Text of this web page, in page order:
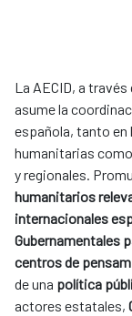
La AECID, a
asume la
española, tanto
humanitarias
y regionales.
humanitarios
internacionales
Gubernamentales
centros de
de una política
actores estatales,